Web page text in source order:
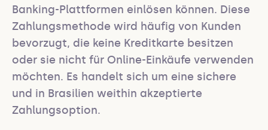
Banking-Plattformen einlösen können. Diese
Zahlungsmethode wird häufig von Kunden
bevorzugt, die keine Kreditkarte besitzen
oder sie nicht für Online-Einkäufe verwenden
möchten. Es handelt sich um eine sichere
und in Brasilien weithin akzeptierte
Zahlungsoption.